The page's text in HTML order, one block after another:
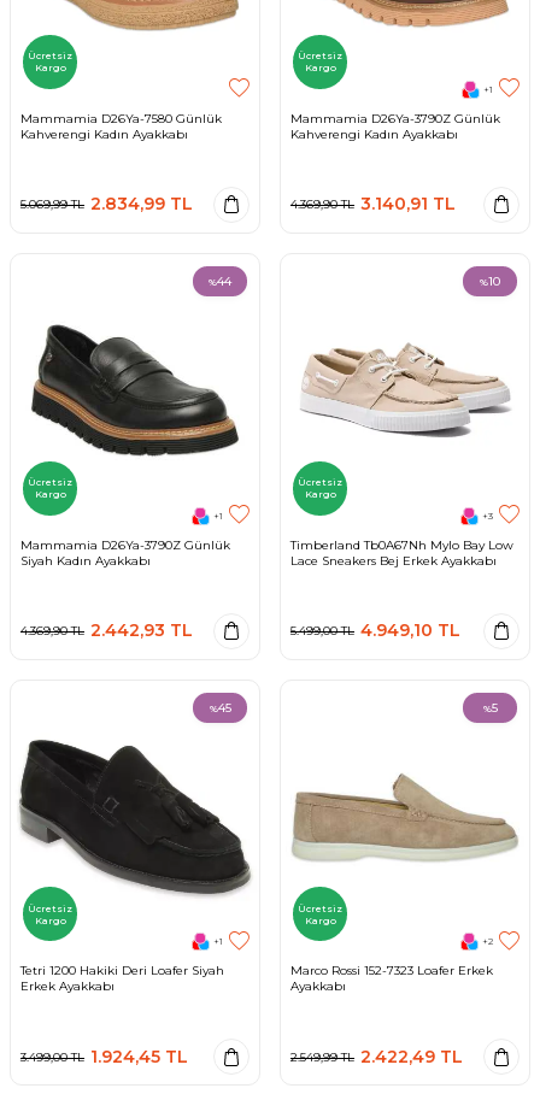
Ücretsiz
Kargo
Mammamia D26Ya-7580 Günlük
Kahverengi Kadın Ayakkabı
5.069,99TL 2.834,99 TL
Ücretsiz
Kargo
+1
Mammamia D26Ya-3790Z Günlük
Kahverengi Kadın Ayakkabı
4.369,90TL 3.140,91 TL
%44
Ücretsiz
Kargo
+1
Mammamia D26Ya-3790Z Günlük
Siyah Kadın Ayakkabı
4.369,90TL 2.442,93 TL
%10
Ücretsiz
Kargo
+3
Timberland Tb0A67Nh Mylo Bay Low
Lace Sneakers Bej Erkek Ayakkabı
5.499,00TL 4.949,10 TL
%45
Ücretsiz
Kargo
+1
Tetri 1200 Hakiki Deri Loafer Siyah
Erkek Ayakkabı
3.499,00TL 1.924,45 TL
%5
Ücretsiz
Kargo
+2
Marco Rossi 152-7323 Loafer Erkek
Ayakkabı
2.549,99TL 2.422,49 TL